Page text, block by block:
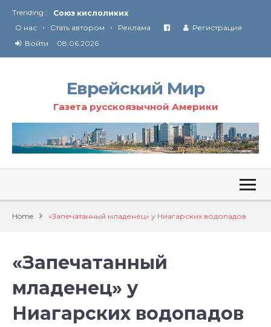
Trending :
Соглашение США с Ираном
Технология Революции в Иране
От Ирана до Ливана и Газы
О нас • Стать автором • Реклама
Регистрация
Войти
08.06.2026
Еврейский Мир
Газета русскоязычной Америки
Home «Запечатанный младенец» у Ниагарских водопадов
«Запечатанный
младенец» у
Ниагарских водопадов